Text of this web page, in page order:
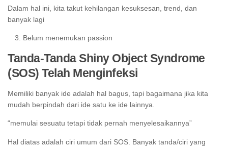
Dalam hal ini, kita takut kehilangan kesuksesan, trend, dan
banyak lagi
Belum menemukan passion
Tanda-Tanda Shiny Object Syndrome
(SOS) Telah Menginfeksi
Memiliki banyak ide adalah hal bagus, tapi bagaimana jika kita
mudah berpindah dari ide satu ke ide lainnya.
“memulai sesuatu tetapi tidak pernah menyelesaikannya”
Hal diatas adalah ciri umum dari SOS. Banyak tanda/ciri yang